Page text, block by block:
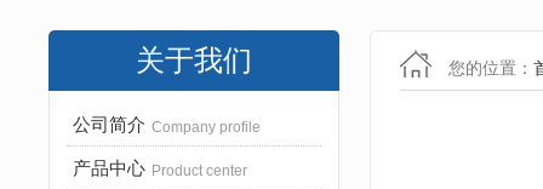
关于我们
公司简介 Company profile
产品中心 Product center
您的位置：